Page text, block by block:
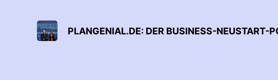
PLANGENIAL.DE: DER BUSINESS-NEUSTART-